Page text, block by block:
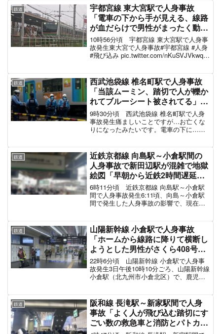
道垢) (@Toy...
鉄道
宇都宮線 東大宮駅で人身事故
「電車の下から手が見える、線路
が血だらけで男性がまったく動い
てない」電車遅延5月11日
10時56分頃 宇都宮線 東大宮駅で人身事
故発生東大宮で人身事故#宇都宮線 #人身
#飛び込み pic.twitter.com/nKuSVJVkwq—
鉄道
西武池袋線 椎名町駅で人身事故
「当該ムーミン、踏切で人が轢か
れてブルーシート被されてる」西
武豊島線も巻き込まれ電車遅延 #
西武線 10月4日
9時30分頃 西武池袋線 椎名町駅で人身
事故発生痛ましいことですが…お亡くな
りになったみたいです。電車の下に…電
な……こんなご時世ですからねご冥福を
お祈りいたします#西...
鉄道
近鉄京都線 向島駅～小倉駅間の
人身事故で新田辺駅が混雑で地獄
絵図「早朝から近鉄2時間遅延し
てる」電車遅延5月28日
6時11分頃 近鉄京都線 向島駅～小倉駅
間で人身事故発生6:11頃、向島～小倉駅
間で発生した人身事故の影響で、現在も
います7時35分頃に運転再開も大混雑、2
時間の遅延証...
鉄道
山陽新幹線 小倉駅で人身事故
「ホームから線路に降りて横断し
ようとした男性がさくら408号に
接触、お医者様探してるし警察と
か消防きてて相当やばい」電車遅
延10月3日
22時6分頃 山陽新幹線 小倉駅で人身事
故発生3日午後10時10分ごろ、山陽新幹線
小倉駅（北九州市小倉北区）で、鹿児島
幹線の間に挟まれた」と119番があり、搬
送先の...
鉄道
阪和線 長滝駅～新家駅間で人身
事故「よく人が飛び込む踏切にす
ごい数の救急車と消防とパトカー